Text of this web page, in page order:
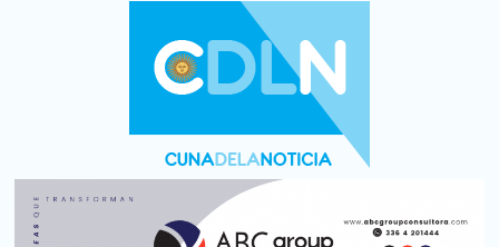
La morosidad alcanzó su nivel más alto en dos décadas y ya
afecta a 400 mil deudores en Santa Fe
Desde que asumió Milei cerraron 41.000 kioscos: el sector
denuncia crisis como en 2001
Vacaciones de invierno con más movimiento y consumo
turístico: 4,6 millones de personas viajaron por el país, un 5,9%